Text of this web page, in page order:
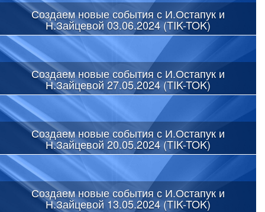
Создаем новые события с И.Остапук и
Н.Зайцевой 03.06.2024 (TIK-TOK)
Создаем новые события с И.Остапук и
Н.Зайцевой 27.05.2024 (TIK-TOK)
Создаем новые события с И.Остапук и
Н.Зайцевой 20.05.2024 (TIK-TOK)
Создаем новые события с И.Остапук и
Н.Зайцевой 13.05.2024 (TIK-TOK)